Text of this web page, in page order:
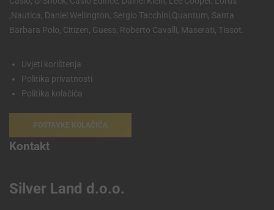
,Nautica, Daniel Wellington, Sergio Tacchini,Quantum, Santa
Barbara Polo, Citizen, Guess, Roberto Cavalli, Maserati, Tissot.
Uvjeti korištenja
Politika privatnosti
Politika kolačića
POSTAVKE KOLAČIĆA
Kontakt
Silver Land d.o.o.